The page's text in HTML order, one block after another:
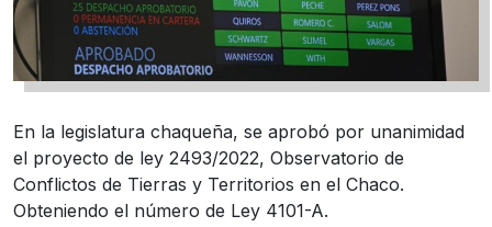
En la legislatura chaqueña, se aprobó por unanimidad
el proyecto de ley 2493/2022, Observatorio de
Conflictos de Tierras y Territorios en el Chaco.
Obteniendo el número de Ley 4101-A.